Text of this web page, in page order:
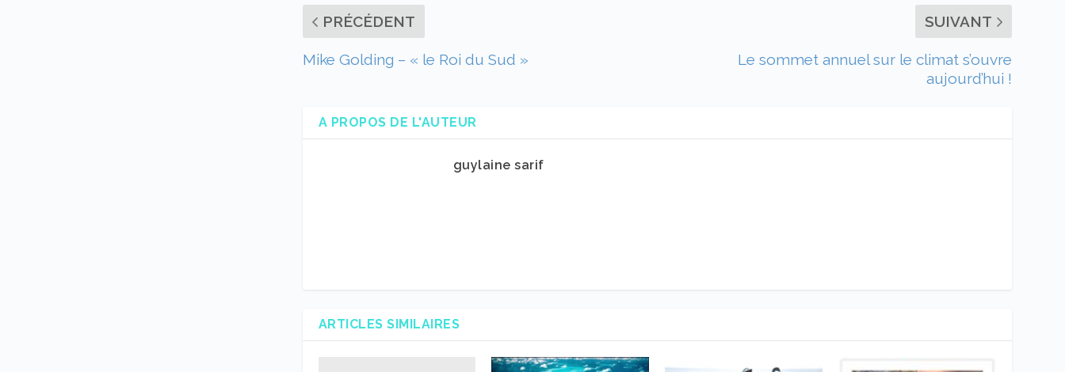
PRÉCÉDENT
Mike Golding – « le Roi du Sud »
SUIVANT
Le sommet annuel sur le climat s’ouvre
aujourd’hui !
A PROPOS DE L'AUTEUR
guylaine sarif
ARTICLES SIMILAIRES